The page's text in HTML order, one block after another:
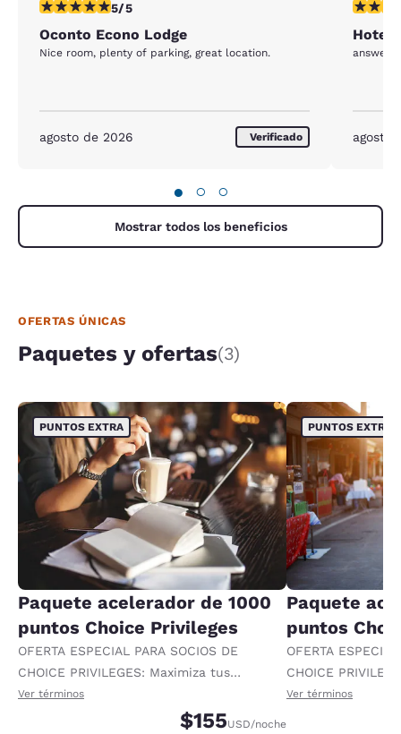
calificación de 5 estrellas. Excepcional. 1 reseña
5/5
Oconto Econo Lodge
Nice room, plenty of parking, great location.
agosto de 2026 Verificado
Hotel
answers
agosto
● ○ ○
Mostrar todos los beneficios
OFERTAS ÚNICAS
Paquetes y ofertas(3)
PUNTOS EXTRA
Paquete acelerador de 1000
puntos Choice Privileges
OFERTA ESPECIAL PARA SOCIOS DE
CHOICE PRIVILEGES: Maximiza tus
recompensas al recibir 1000 puntos
Ver términos
$155USD/noche
PUNTOS EXTRA
Paquete
puntos
OFERTA
CHOICE
recompensas al
Ver términos